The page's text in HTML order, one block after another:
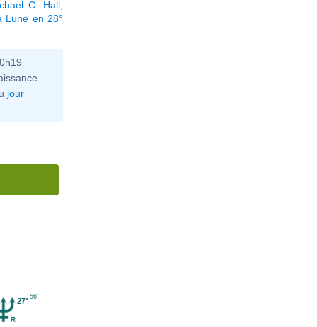
C. Hall
Lune en 28°
jour
27°
56'